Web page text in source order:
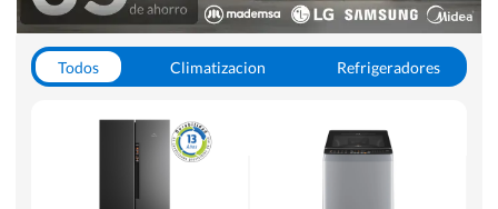
Todos Climatizacion
Refrigeradores
Hornos y Microondas